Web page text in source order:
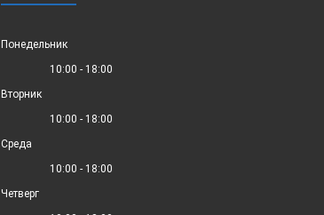
Понедельник
10:00 - 18:00
Вторник
10:00 - 18:00
Среда
10:00 - 18:00
Четверг